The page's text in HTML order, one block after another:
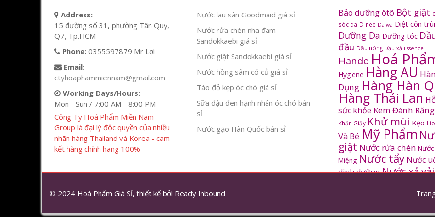
Address:
15 đường số 31, phường Tân Quy,
Q7, Tp.HCM
Phone: 0355597879 Mr Lợi
Email:
ctyhoaphammiennam@gmail.com
Working Days/Hours:
Mon - Sun / 7:00 AM - 8:00 PM
Công Ty Hoá Phẩm Miền Nam
Group là đại lý độc quyền của nhiều
nhãn hàng Thailand và Korea - cam
kết hàng chính hãng 100%
Nước lau sàn Goodmaid giá sỉ
Nước rửa chén nha đam
Sandokkaebi giá sỉ
Nước giặt Sandokkaebi giá sỉ
Nước hồng sâm có củ giá sỉ
Táo đỏ kẹp óc chó giá sỉ
Sữa đậu đen hạnh nhân óc chó bán
sỉ
Nước gạo Hàn Quốc bán sỉ
Bảo dưỡng ôtô Bột giặt
sóc da D-nee Daiwa Diệt côn
Dưỡng Da Dưỡng tóc
đầu Dầu nóng Dầu xả Essence
Hando Hoá
Hygiene Hàng AU
Dụng Hàng Hàn
Hàng Thái Lan
sức khỏe Kem Đánh Răng
Khăn Giấy Khử mùi Kẹo
Và Bé Mỹ Phẩm
giặt Nước rửa chén Nước
Miệng Nước tẩy Nước
dinh dưỡngNước xả vải
Sâm Hàn Quốc
© 2024 Hoá Phẩm Giá Sỉ, thiết kế bởi Ready Inbound